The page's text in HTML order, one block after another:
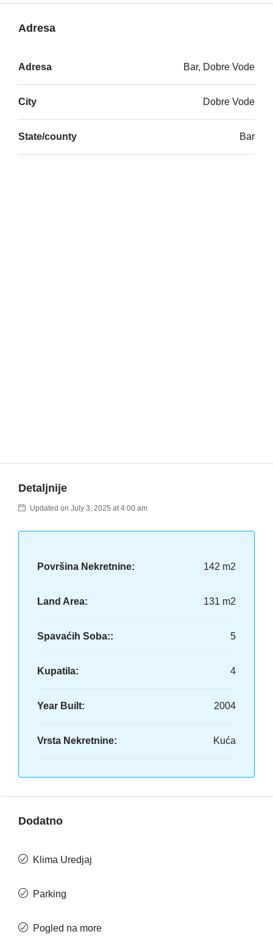
Adresa
Adresa Bar, Dobre Vode
City Dobre Vode
State/county Bar
Detaljnije
Updated on July 3, 2025 at 4:00 am
Površina Nekretnine: 142 m2
Land Area: 131 m2
Spavaćih Soba:: 5
Kupatila: 4
Year Built: 2004
Vrsta Nekretnine: Kuća
Dodatno
Klima Uredjaj
Parking
Pogled na more